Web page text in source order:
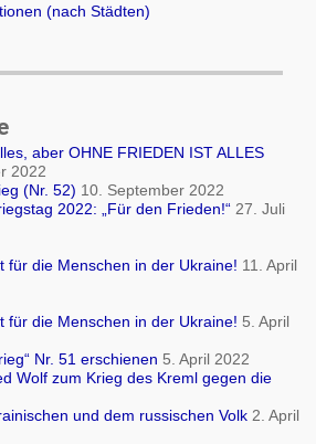
(nach Städten)
aber OHNE FRIEDEN IST ALLES
2022
(Nr. 52) 10. September 2022
2022: „Für den Frieden!“ 27. Juli
für die Menschen in der Ukraine! 11. April
für die Menschen in der Ukraine! 5. April
Nr. 51 erschienen 5. April 2022
Wolf zum Krieg des Kreml gegen die
und dem russischen Volk 2. April